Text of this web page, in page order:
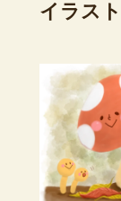
イラスト